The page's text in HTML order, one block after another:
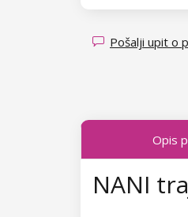
Kolekcija
Kolekcija
Kolekcija Pearl
Pošalji upit o
Opis
NANI